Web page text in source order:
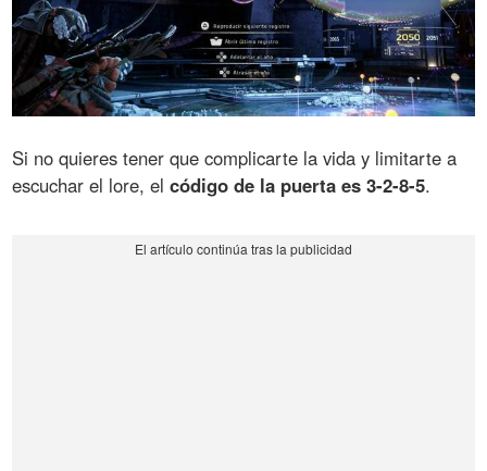
Si no quieres tener que complicarte la vida y limitarte a
escuchar el lore, elcódigo de la puerta es 3-2-8-5.